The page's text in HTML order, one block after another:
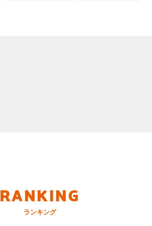
RANKING
ランキング